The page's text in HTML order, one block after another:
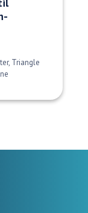
Triangle